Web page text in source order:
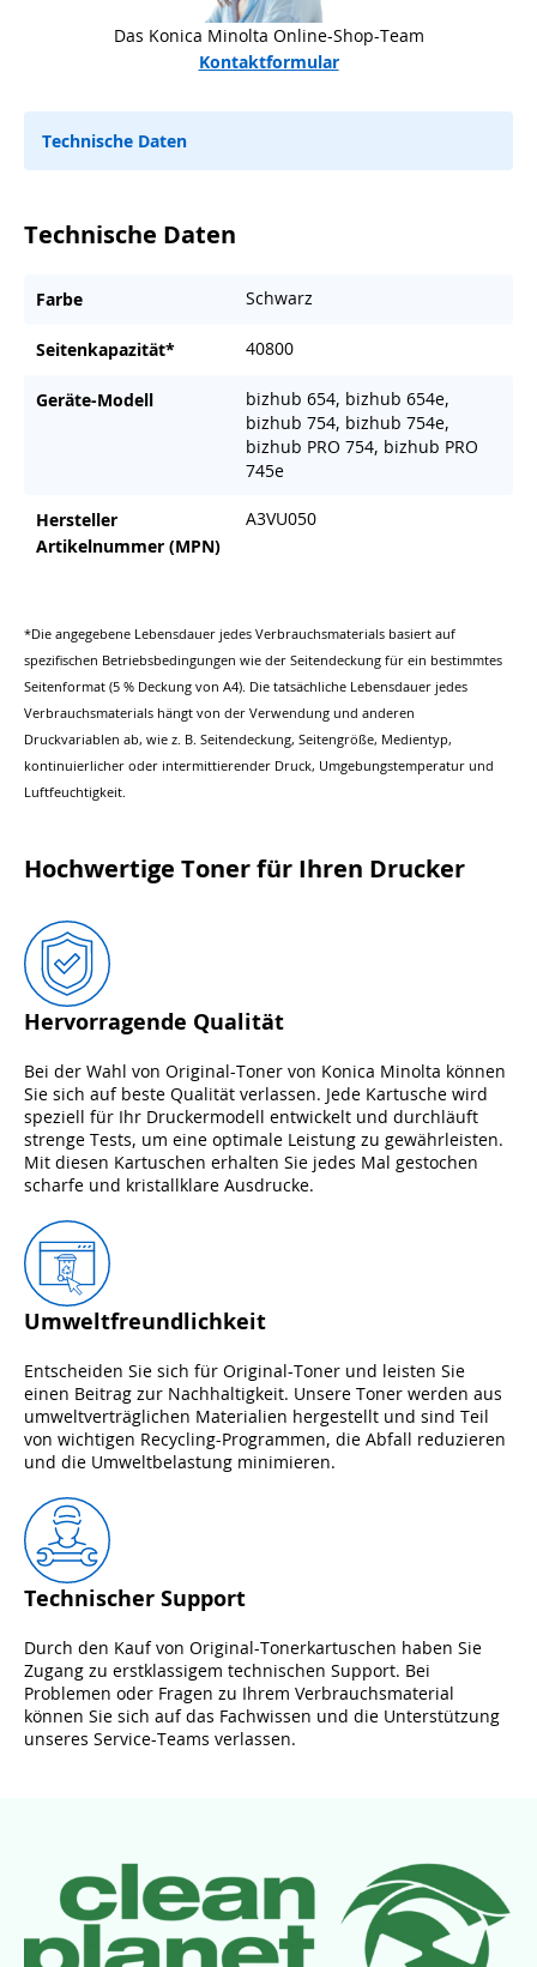
Das Konica Minolta Online-Shop-Team
Kontaktformular
Technische Daten
Technische Daten
Farbe Schwarz
Seitenkapazität* 40800
Geräte-Modell
bizhub 654, bizhub 654e,
bizhub 754, bizhub 754e,
bizhub PRO 754, bizhub PRO
745e
Hersteller
Artikelnummer (MPN)
A3VU050
*Die angegebene Lebensdauer jedes Verbrauchsmaterials basiert auf
spezifischen Betriebsbedingungen wie der Seitendeckung für ein bestimmtes
Seitenformat (5 % Deckung von A4). Die tatsächliche Lebensdauer jedes
Verbrauchsmaterials hängt von der Verwendung und anderen
Druckvariablen ab, wie z. B. Seitendeckung, Seitengröße, Medientyp,
kontinuierlicher oder intermittierender Druck, Umgebungstemperatur und
Luftfeuchtigkeit.
Hochwertige Toner für Ihren Drucker
Hervorragende Qualität
Bei der Wahl von Original-Toner von Konica Minolta können
Sie sich auf beste Qualität verlassen. Jede Kartusche wird
speziell für Ihr Druckermodell entwickelt und durchläuft
strenge Tests, um eine optimale Leistung zu gewährleisten.
Mit diesen Kartuschen erhalten Sie jedes Mal gestochen
scharfe und kristallklare Ausdrucke.
Umweltfreundlichkeit
Entscheiden Sie sich für Original-Toner und leisten Sie
einen Beitrag zur Nachhaltigkeit. Unsere Toner werden aus
umweltverträglichen Materialien hergestellt und sind Teil
von wichtigen Recycling-Programmen, die Abfall reduzieren
und die Umweltbelastung minimieren.
Technischer Support
Durch den Kauf von Original-Tonerkartuschen haben Sie
Zugang zu erstklassigem technischen Support. Bei
Problemen oder Fragen zu Ihrem Verbrauchsmaterial
können Sie sich auf das Fachwissen und die Unterstützung
unseres Service-Teams verlassen.